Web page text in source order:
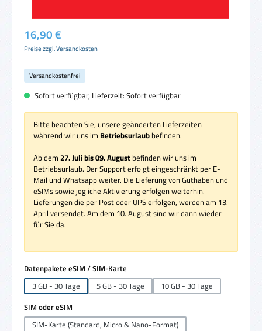
Regulärer Preis:
16,90 €
Preise zzgl. Versandkosten
Versandkostenfrei
Sofort verfügbar, Lieferzeit: Sofort verfügbar
Bitte beachten Sie, unsere geänderten Lieferzeiten
während wir uns im Betriebsurlaub befinden.
Ab dem 27. Juli bis 09. August befinden wir uns im
Betriebsurlaub. Der Support erfolgt eingeschränkt per E-
Mail und Whatsapp weiter. Die Lieferung von Guthaben und
eSIMs sowie jegliche Aktivierung erfolgen weiterhin.
Lieferungen die per Post oder UPS erfolgen, werden am 13.
April versendet. Am dem 10. August sind wir dann wieder
für Sie da.
Datenpakete eSIM / SIM-Karte
3 GB - 30 Tage
5 GB - 30 Tage
10 GB - 30 Tage
SIM oder eSIM
SIM-Karte (Standard, Micro & Nano-Format)